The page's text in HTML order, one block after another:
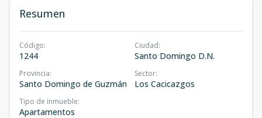
Resumen
Código:
1244
Ciudad:
Santo Domingo D.N.
Provincia:
Santo Domingo de Guzmán
Sector:
Los Cacicazgos
Tipo de inmueble:
Apartamentos